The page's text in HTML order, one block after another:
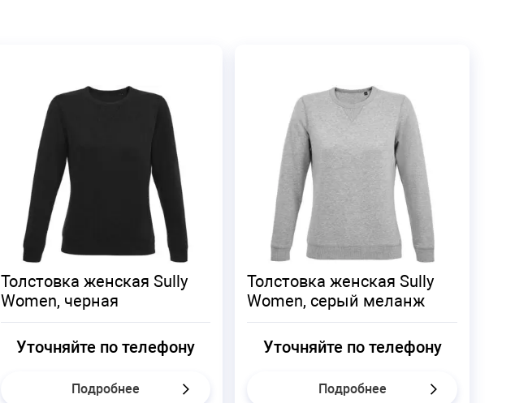
Толстовка женская Sully
Women, черная
Уточняйте по телефону
Подробнее
Толстовка женская Sully
Women, серый меланж
Уточняйте по телефону
Подробнее